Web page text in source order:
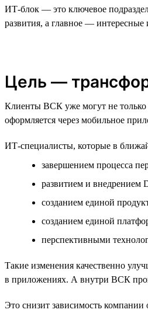
ИТ-блок — это ключевое
развития, а главное — интересные
Цель —
Клиенты ВСК уже могут не только
оформляется через мобильное
ИТ-специалисты, которые в
завершением процесса
развитием и внедрением
созданием единой
созданием единой
перспективными
Такие изменения качественно
в приложениях. А внутри ВСК
Это снизит зависимость